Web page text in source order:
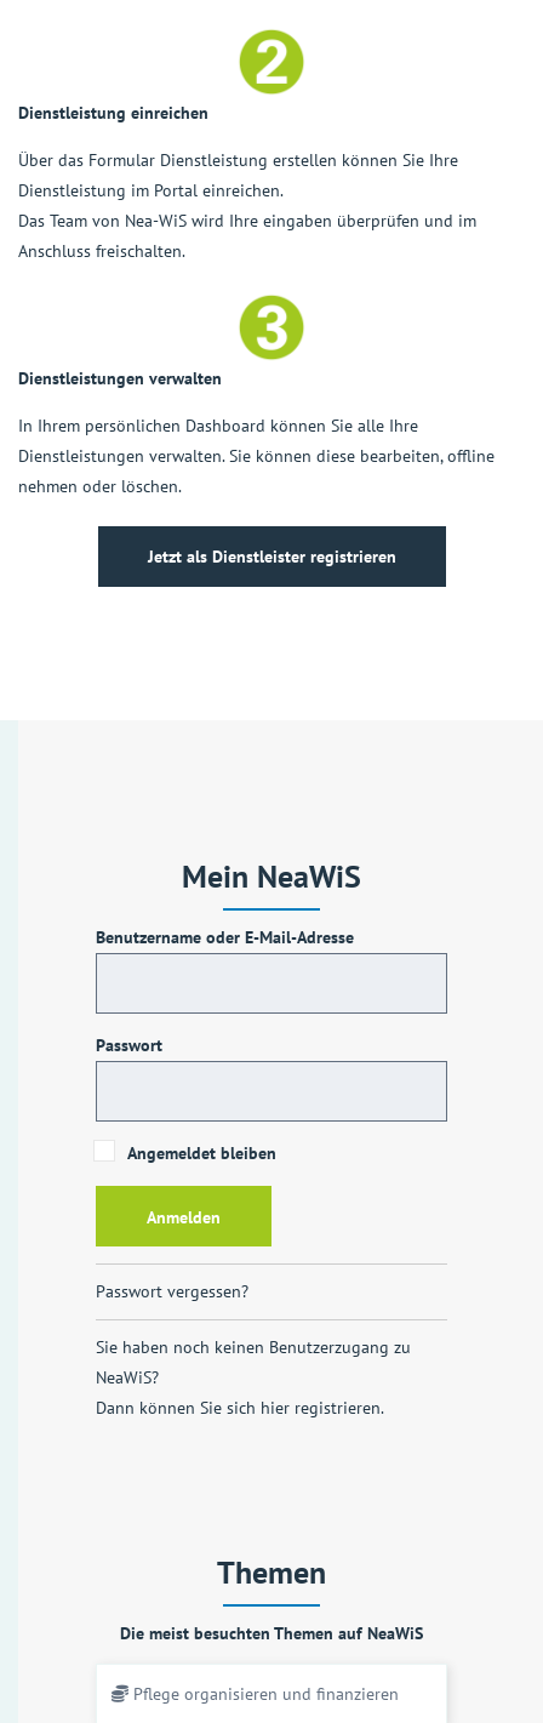
Dienstleistung einreichen
Über das Formular Dienstleistung erstellen können Sie Ihre
Dienstleistung im Portal einreichen.
Das Team von Nea-WiS wird Ihre eingaben überprüfen und im
Anschluss freischalten.
Dienstleistungen verwalten
In Ihrem persönlichen Dashboard können Sie alle Ihre
Dienstleistungen verwalten. Sie können diese bearbeiten, offline
nehmen oder löschen.
Jetzt als Dienstleister registrieren
Mein NeaWiS
Benutzername oder E-Mail-Adresse
Passwort
Angemeldet bleiben
Passwort vergessen?
Sie haben noch keinen Benutzerzugang zu
NeaWiS?
Dann können Sie sich hier registrieren.
Themen
Die meist besuchten Themen auf NeaWiS
Pflege organisieren und finanzieren